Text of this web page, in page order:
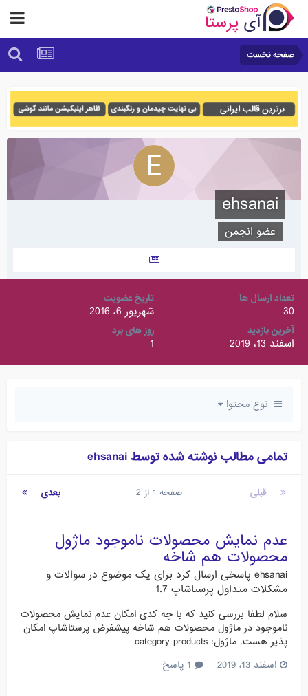
صفحه نخست
ehsanai
عضو انجمن
تعداد ارسال ها
30
تاریخ عضویت
شهریور 6، 2016
آخرین بازدید
اسفند 13، 2019
روز های برد
1
نوع محتوا
تمامی مطالب نوشته شده توسط ehsanai
قبلی بعدی صفحه 1 از 2
عدم نمایش محصولات ناموجود ماژول
محصولات هم شاخه
ehsanai پاسخی ارسال کرد برای یک موضوع در سوالات و
مشکلات متداول پرستاشاپ 1.7
سلام لطفا بررسی کنید که با چه کدی امکان عدم نمایش محصولات
ناموجود در ماژول محصولات هم شاخه پیشفرض پرستاشاپ امکان
پذیر هست. ماژول: category products
اسفند 13، 2019